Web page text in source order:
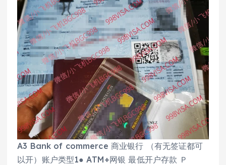
A3 Bank of commerce 商业银行 （有无签证都可
以开）账户类型1● ATM+网银 最低开户存款 Ｐ